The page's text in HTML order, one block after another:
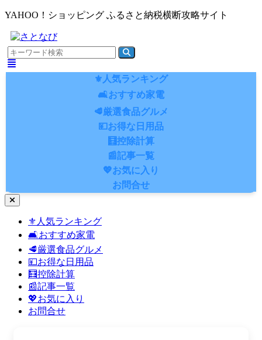
YAHOO！ショッピング ふるさと納税横断攻略サイト
⚜️人気ランキング
🛋️おすすめ家電
🥩厳選食品グルメ
💴お得な日用品
🧮控除計算
📰記事一覧
💖お気に入り
お問合せ
ナ
⚜️人気ランキング
🛋️おすすめ家電
🥩厳選食品グルメ
💴お得な日用品
🧮控除計算
📰記事一覧
💖お気に入り
お問合せ